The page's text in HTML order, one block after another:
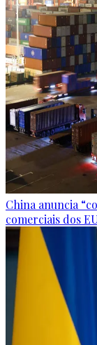
China anuncia
comerciais dos